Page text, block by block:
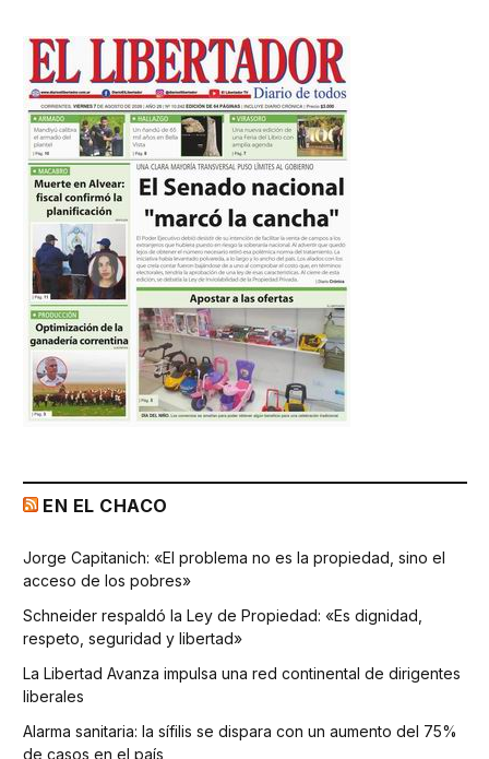
EN EL CHACO
Jorge Capitanich: «El problema no es la propiedad, sino el
acceso de los pobres»
Schneider respaldó la Ley de Propiedad: «Es dignidad,
respeto, seguridad y libertad»
La Libertad Avanza impulsa una red continental de dirigentes
liberales
Alarma sanitaria: la sífilis se dispara con un aumento del 75%
de casos en el país